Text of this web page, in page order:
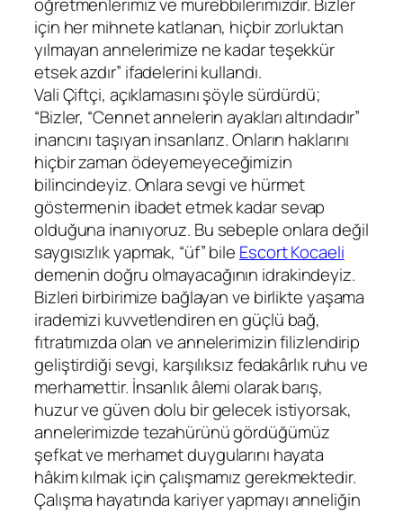
öğretmenlerimiz ve mürebbilerimizdir. Bizler
için her mihnete katlanan, hiçbir zorluktan
yılmayan annelerimize ne kadar teşekkür
etsek azdır” ifadelerini kullandı.
Vali Çiftçi, açıklamasını şöyle sürdürdü;
“Bizler, “Cennet annelerin ayakları altındadır”
inancını taşıyan insanlarız. Onların haklarını
hiçbir zaman ödeyemeyeceğimizin
bilincindeyiz. Onlara sevgi ve hürmet
göstermenin ibadet etmek kadar sevap
olduğuna inanıyoruz. Bu sebeple onlara değil
saygısızlık yapmak, “üf” bile Escort Kocaeli
demenin doğru olmayacağının idrakindeyiz.
Bizleri birbirimize bağlayan ve birlikte yaşama
irademizi kuvvetlendiren en güçlü bağ,
fıtratımızda olan ve annelerimizin filizlendirip
geliştirdiği sevgi, karşılıksız fedakârlık ruhu ve
merhamettir. İnsanlık âlemi olarak barış,
huzur ve güven dolu bir gelecek istiyorsak,
annelerimizde tezahürünü gördüğümüz
şefkat ve merhamet duygularını hayata
hâkim kılmak için çalışmamız gerekmektedir.
Çalışma hayatında kariyer yapmayı anneliğin